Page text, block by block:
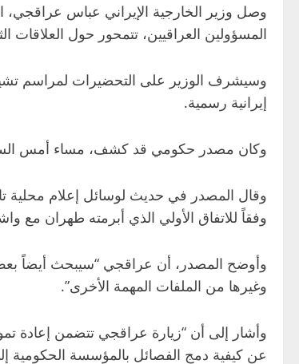
وصل وزير الخارجية الإيراني عباس عراقجي،
المسؤولين العراقيين، تتمحور حول العلاقات
وسيشرف الوزير على التحضيرات لمراسم
إيرانية رسمية.
وكان مصدر حكومي قد كشف، مساء أمس السبت،
وقال المصدر في حديث لوسائل إعلام محلية
وفقاً للاتفاق الأولي الذي أبرمته طهران مع
وأوضح المصدر، أن عراقجي “سيبحث أيضاً بعض
وغيرها من الملفات المهمة الأخرى”.
وأشار إلى أن “زيارة عراقجي تتضمن إعادة
عن كيفية دمج الفصائل بالمؤسسة الحكومية